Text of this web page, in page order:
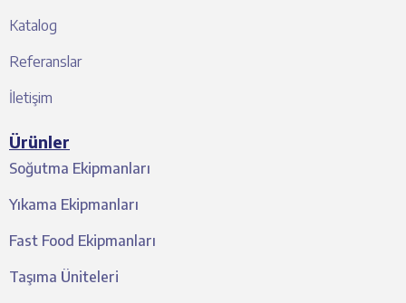
Katalog
Referanslar
İletişim
Ürünler
Soğutma Ekipmanları
Yıkama Ekipmanları
Fast Food Ekipmanları
Taşıma Üniteleri